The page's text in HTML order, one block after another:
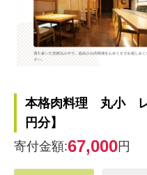
本格肉料理 丸小 レ
円分】
寄付金額:67,000円